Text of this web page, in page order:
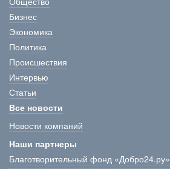
Бизнес
Экономика
Политика
Происшествия
Интервью
Статьи
Все новости
Новости компаний
Наши партнеры
Благотворительный фонд «Добро24.ру»